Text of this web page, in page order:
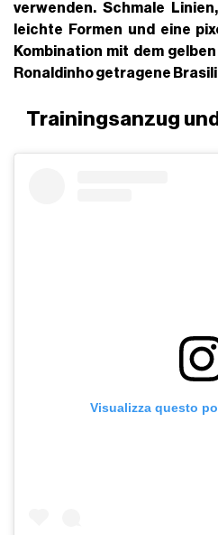
verwenden. Schmale
leichte Formen und eine
Kombination mit dem
Ronaldinho getragene
Trainingsanzug
Visualizza questo